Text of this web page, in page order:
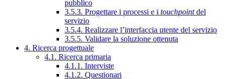
pubblico
3.5.3. Progettare i processi e i touchpointdel
servizio
3.5.4. Realizzare l’interfaccia utente del servizio
3.5.5. Validare la soluzione ottenuta
4. Ricerca progettuale
4.1. Ricerca primaria
4.1.1. Interviste
4.1.2. Questionari